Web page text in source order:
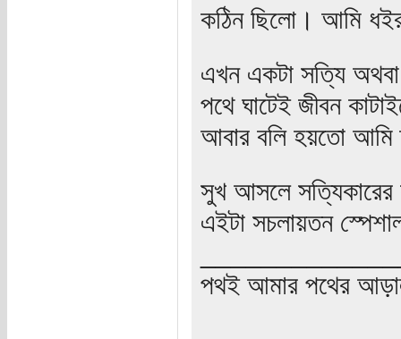
কঠিন ছিলো। আমি
এখন একটা সত্যি
পথে ঘাটেই জীবন
আবার বলি হয়তো আমি
সুখ আসলে
এইটা সচলায়তন
পথই আমার পথের